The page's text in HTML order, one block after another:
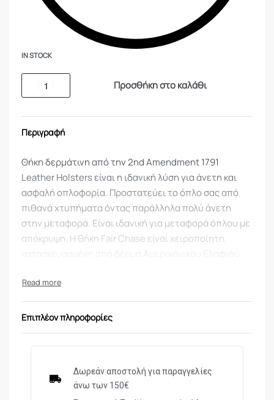
IN STOCK
Προσθήκη στο καλάθι
Περιγραφή
Θήκη δερμάτινη από την 2nd Amendment 1791
Leather Holsters είναι η ιδανική λύση για άνετη και
ασφαλή οπλοφορία. Προστατεύει το όπλο σας από
πιθανά χτυπήματα όντας παράλληλα πολύ άνετη
στην μεταφορά. Είναι ιδανική για μεταφορά όπλου με
απόκρυψη. Η θήκη Fair Chase είναι χειροποίητη,
Chase είναι απόλυτα άνετη με σχεδιασμό απόκρυψης
χάρη στην σχολαστικότητα της χειροποίητης
κατασκευής της.
Διαθέτει σχεδιασμό για διαφορετικές θέσεις
μεταφοράς για δεξιόχειρα:
σημείο της ζώνης εσωτερικά.
Επιπλέον πληροφορίες
Δωρεάν αποστολή για παραγγελίες
άνω των 150€